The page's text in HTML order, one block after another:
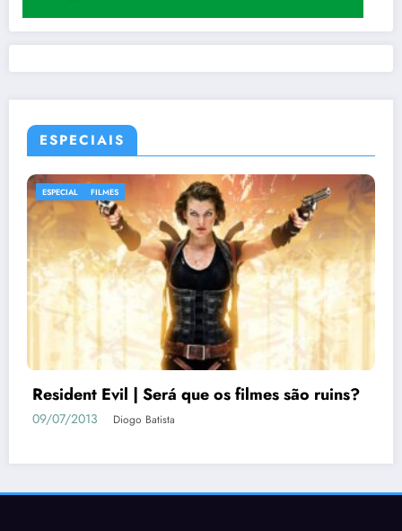
ESPECIAIS
ESPECIAL FILMES
Resident Evil | Será que os filmes são ruins?
09/07/2013 Diogo Batista